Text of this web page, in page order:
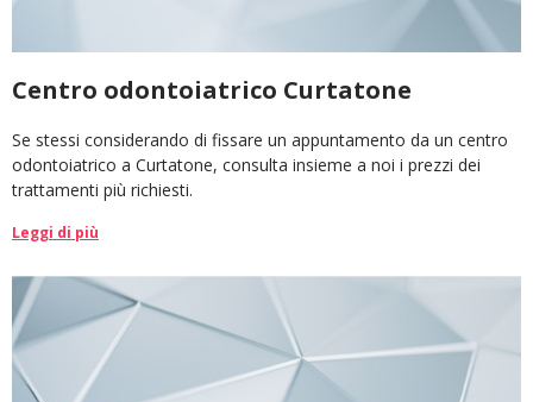
Centro odontoiatrico Curtatone
Se stessi considerando di fissare un appuntamento da un centro
odontoiatrico a Curtatone, consulta insieme a noi i prezzi dei
trattamenti più richiesti.
Leggi di più